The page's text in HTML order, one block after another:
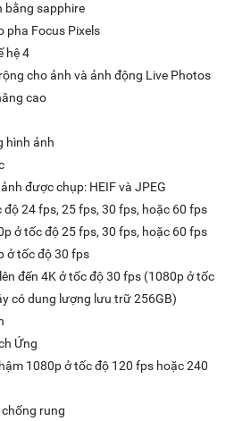
bằng sapphire
pha Focus Pixels
hệ 4
cho ảnh và ảnh động Live Photos
cao
hình ảnh
được chụp: HEIF và JPEG
độ 24 fps, 25 fps, 30 fps, hoặc 60 fps
ở tốc độ 25 fps, 30 fps, hoặc 60 fps
ở tốc độ 30 fps
đến 4K ở tốc độ 30 fps (1080p ở tốc
có dung lượng lưu trữ 256GB)
Ứng
1080p ở tốc độ 120 fps hoặc 240
rung